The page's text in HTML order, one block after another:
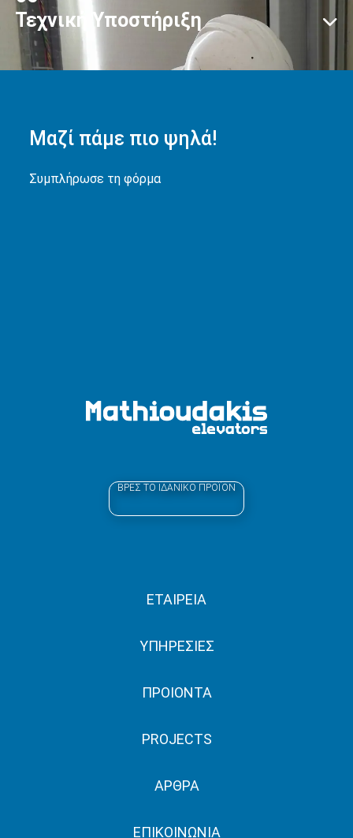
Τεχνική Υποστήριξη
Μαζί πάμε πιο ψηλά!
Συμπλήρωσε τη φόρμα
ΒΡΕΣ ΤΟ ΙΔΑΝΙΚΟ ΠΡΟΪΟΝ
ΕΤΑΙΡΕΙΑ
ΥΠΗΡΕΣΙΕΣ
ΠΡΟΙΟΝΤΑ
PROJECTS
ΑΡΘΡΑ
ΕΠΙΚΟΙΝΩΝΙΑ